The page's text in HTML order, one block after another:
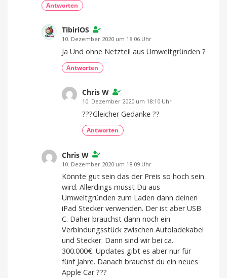
Antworten
TibiriOS
10. Dezember 2020 um 18:06 Uhr
Ja Und ohne Netzteil aus Umweltgründen ?
Antworten
Chris W
10. Dezember 2020 um 18:10 Uhr
???Gleicher Gedanke ??
Antworten
Chris W
10. Dezember 2020 um 18:09 Uhr
Könnte gut sein das der Preis so hoch sein
wird. Allerdings musst Du aus
Umweltgründen zum Laden dann deinen
iPad Stecker verwenden. Der ist aber USB
C. Daher brauchst dann noch ein
Verbindungsstück zwischen Autoladekabel
und Stecker. Dann sind wir bei ca.
300.000€. Updates gibt es aber nur für
fünf Jahre. Danach brauchst du ein neues
Apple Car ???